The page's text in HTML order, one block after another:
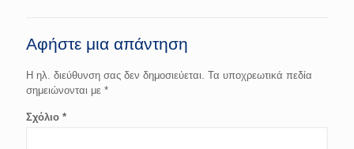
Αφήστε μια απάντηση
Η ηλ. διεύθυνση σας δεν δημοσιεύεται. Τα υποχρεωτικά πεδία
σημειώνονται με *
Σχόλιο *